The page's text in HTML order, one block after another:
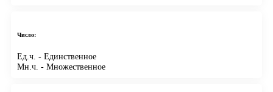
Число:
Ед.ч. - Единственное
Мн.ч. - Множественное